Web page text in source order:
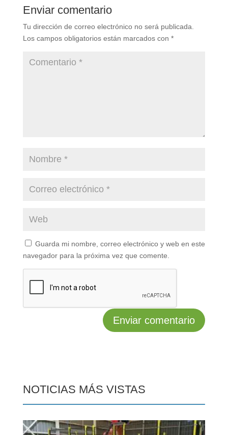
Enviar comentario
Tu dirección de correo electrónico no será publicada.
Los campos obligatorios están marcados con *
Guarda mi nombre, correo electrónico y web en este
navegador para la próxima vez que comente.
NOTICIAS MÁS VISTAS